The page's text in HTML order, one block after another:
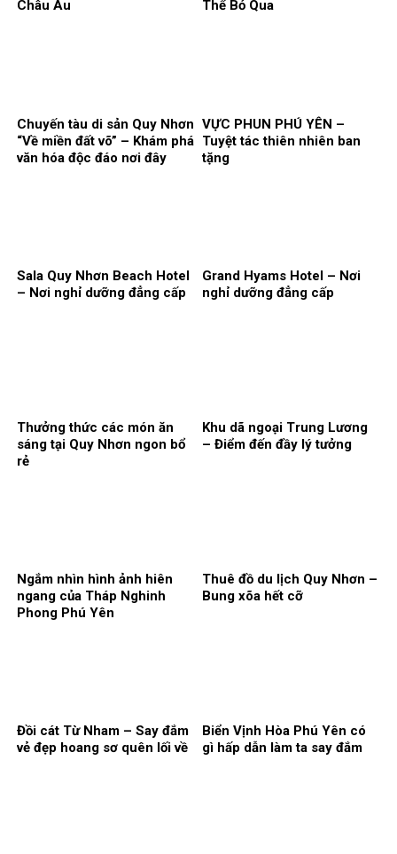
Châu Âu Thể Bỏ Qua
Chuyến tàu di sản Quy Nhơn
“Về miền đất võ” – Khám phá
văn hóa độc đáo nơi đây
VỰC PHUN PHÚ YÊN –
Tuyệt tác thiên nhiên ban
tặng
Sala Quy Nhơn Beach Hotel
– Nơi nghỉ dưỡng đẳng cấp
Grand Hyams Hotel – Nơi
nghỉ dưỡng đẳng cấp
Thưởng thức các món ăn
sáng tại Quy Nhơn ngon bổ
rẻ
Khu dã ngoại Trung Lương
– Điểm đến đầy lý tưởng
Ngắm nhìn hình ảnh hiên
ngang của Tháp Nghinh
Phong Phú Yên
Thuê đồ du lịch Quy Nhơn –
Bung xõa hết cỡ
Đồi cát Từ Nham – Say đắm
vẻ đẹp hoang sơ quên lối về
Biển Vịnh Hòa Phú Yên có
gì hấp dẫn làm ta say đắm